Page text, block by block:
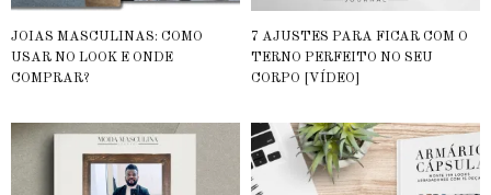
JOIAS MASCULINAS: COMO
USAR NO LOOK E ONDE
COMPRAR?
7 AJUSTES PARA FICAR COM O
TERNO PERFEITO NO SEU
CORPO [VÍDEO]